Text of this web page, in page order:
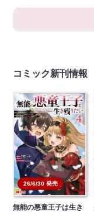
コミック新刊情報
26/6/30 発売
無能の悪童王子は生き